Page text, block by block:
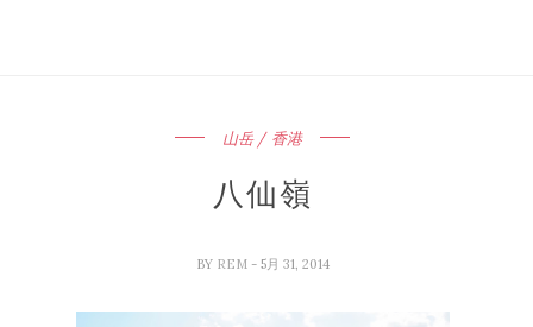
山岳 / 香港
八仙嶺
BY REM - 5月 31, 2014